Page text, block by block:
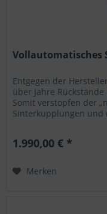
Vollautomatisches
Entgegen der
über Jahre
Somit verstopfen der
Sinterkupplungen und
1.990,00 € *
Merken